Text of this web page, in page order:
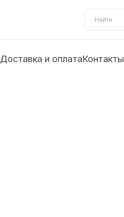
Доставка и оплатаКонтакты